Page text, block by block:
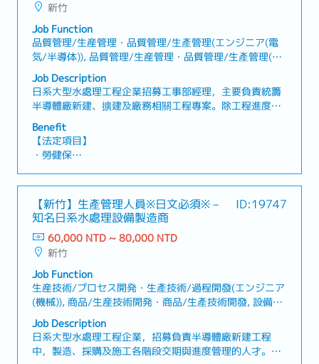
新竹
Job Function
品質管理/生産管理・品質管理/生產管理(エンジニア(電
気/半導体)), 品質管理/生産管理・品質管理/生產管理(エ
ンジニア(機械)), 設備建築/建設管理・設備建築/建設管
理, 製品管理/ベンダー/購買/物流・產品管理/供應商/採
購/物流
Job Description
日系大型水處理工程企業招募工事部經理，主要負責統籌
半導體廠新建、擴建及廠務相關工程專案。除工程進度、
品質、成本及風險管理外，亦需負責10人以上團隊之管理
與人才培育。【工作內容】・負責半導體廠新建、擴建及
廠務相關工程案件之執行與管理・統籌建廠專案之工程進
度、品質、成本及風險管理・制定專案時程並進行整體進
度控管・協調業主、設計部門、採購部門、施工廠商及設
轉、驗收及工程交付等相關作業・進行專案成本分析、預
算管理及專案報告製作・掌握工程現場發生之問題，進行
原因分析並提出改善對策・負責工事部門成員之工作管
理、職務分配及人力配置・規劃並執行部門教育訓練，推
護及相關法規要求・定期彙整並報告專案進度、問題、風
險及改善情況・其他主管交辦事項
Benefit
【法定項目】
・勞健保
・各種休假（特別休假、婚假、喪假、生理假、產檢假、
陪產假、產假、育嬰假）
・退休金
【企業福利】
・年收約14個月，依業績而定 ※正職員工限定
・人事評價（一年一次）※正職員工限定
・交通費
・住宅津貼（常駐於客戶端的情況，公司會準備住處）
・出差津貼：3000元
・伙食津貼：2300元
・三節禮金
・員工旅行
【新竹】生產管理人員※日文必須※－
知名日系水處理設備製造商
ID:19747
60,000 NTD ~ 80,000 NTD
新竹
Job Function
生産技術/プロセス開発・生產技術/過程開發(エンジニア
(機械)), 商品/生産技術開発・商品/生產技術開發, 設備建
築/建設管理・設備建築/建設管理
Job Description
日系大型水處理工程企業，招募負責半導體廠新建工程
中，製造、採購及施工各階段交期與進度管理的人才。